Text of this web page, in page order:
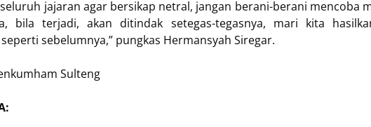
jajaran agar bersikap netral, jangan berani-berani mencoba
bila terjadi, akan ditindak setegas-tegasnya, mari kita
sebelumnya,” pungkas Hermansyah Siregar.
Sulteng